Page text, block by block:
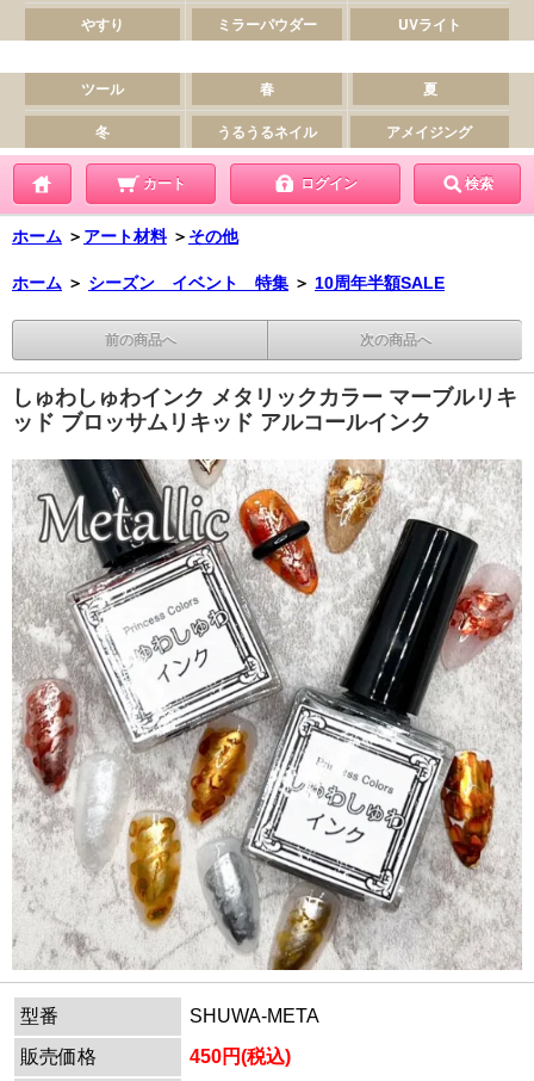
カート ログイン 検索
ホーム ＞ アート材料 ＞ その他
ホーム ＞ シーズン イベント 特集 ＞ 10周年半額SALE
前の商品へ 次の商品へ
しゅわしゅわインク メタリックカラー マーブルリキ
ッド ブロッサムリキッド アルコールインク
型番
SHUWA-META
販売価格
450円(税込)